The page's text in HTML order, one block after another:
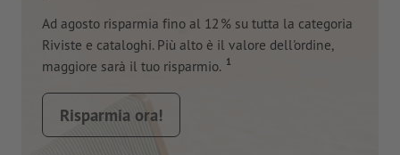
Ad agosto risparmia fino al 12 % su tutta la categoria
Riviste e cataloghi. Più alto è il valore dell'ordine,
maggiore sarà il tuo risparmio. 1
Risparmia ora!